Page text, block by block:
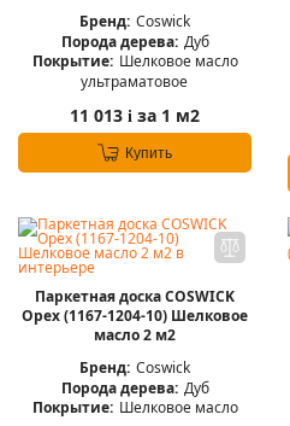
Бренд: Coswick
Порода дерева: Дуб
Покрытие: Шелковое масло
ультраматовое
11 013 i за 1 м2
Купить
Паркетная доска COSWICK
Орех (1167-1204-10) Шелковое
масло 2 м2
Бренд: Coswick
Порода дерева: Дуб
Покрытие: Шелковое масло